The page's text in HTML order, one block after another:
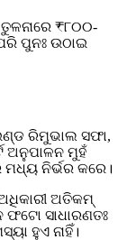
₹୮୦୦-
ପୁନଃ ଉଠାଇ
ରିମୁଭାଲ ସଫା,
ଅନୁପାଳନ ମୁହଁ
ନିର୍ଭର କରେ।
ଅତିକମ୍
ଫଟୋ ସାଧାରଣତଃ
ହୁଏ ନାହିଁ।